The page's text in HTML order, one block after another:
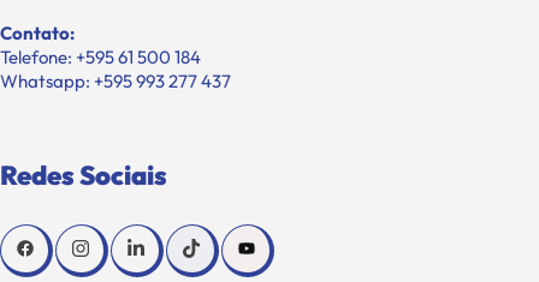
Contato:
Telefone: +595 61 500 184
Whatsapp: +595 993 277 437
Redes Sociais